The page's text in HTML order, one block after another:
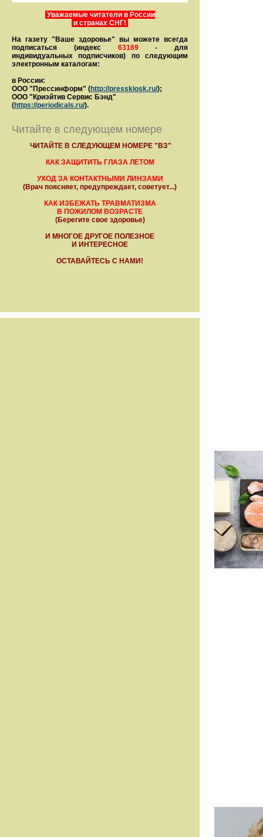
Уважаемые читатели в России
и странах СНГ!
На газету "Ваше здоровье" вы можете всегда
подписаться (индекс 63189- для
индивидуальных подписчиков) по следующим
электронным каталогам:
в России:
ООО "Прессинформ" (http://presskiosk.ru/);
ООО "Криэйтив Сервис Бэнд"
(https://periodicals.ru/).
Читайте в следующем номере
ЧИТАЙТЕ В СЛЕДУЮЩЕМ НОМЕРЕ "ВЗ"
КАК ЗАЩИТИТЬ ГЛАЗА ЛЕТОМ
УХОД ЗА КОНТАКТНЫМИ ЛИНЗАМИ
(Врач поясняет, предупреждает, советует...)
КАК ИЗБЕЖАТЬ ТРАВМАТИЗМА
В ПОЖИЛОМ ВОЗРАСТЕ
(Берегите свое здоровье)
И МНОГОЕ ДРУГОЕ ПОЛЕЗНОЕ
И ИНТЕРЕСНОЕ
ОСТАВАЙТЕСЬ С НАМИ!